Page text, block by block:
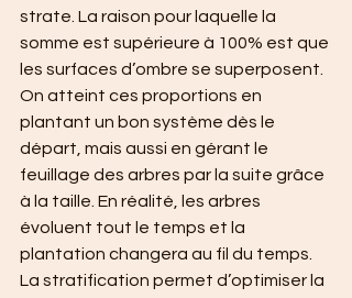
strate. La raison pour laquelle la
somme est supérieure à 100% est que
les surfaces d’ombre se superposent.
On atteint ces proportions en
plantant un bon système dès le
départ, mais aussi en gérant le
feuillage des arbres par la suite grâce
à la taille. En réalité, les arbres
évoluent tout le temps et la
plantation changera au fil du temps.
La stratification permet d’optimiser la